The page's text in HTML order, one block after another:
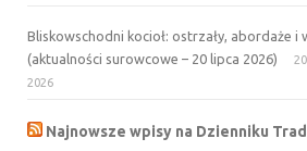
Bliskowschodni kocioł: ostrzały, abordaże i
(aktualności surowcowe – 20 lipca 2026)
2026
Najnowsze wpisy na Dzienniku